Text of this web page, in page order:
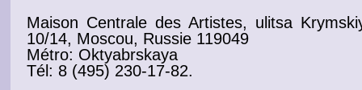
Maison Centrale des Artistes, ulitsa
10/14, Moscou, Russie 119049
Métro: Oktyabrskaya
Tél: 8 (495) 230-17-82.